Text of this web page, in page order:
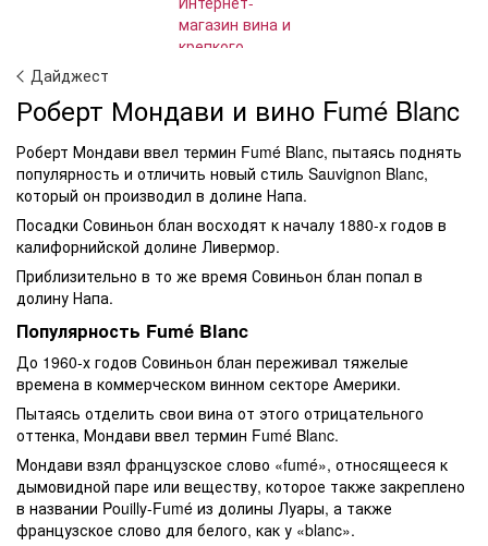
Дайджест
Роберт Мондави и вино Fumé Blanc
Роберт Мондави ввел термин Fumé Blanc, пытаясь поднять
популярность и отличить новый стиль Sauvignon Blanc,
который он производил в долине Напа.
Посадки Совиньон блан восходят к началу 1880-х годов в
калифорнийской долине Ливермор.
Приблизительно в то же время Совиньон блан попал в
долину Напа.
Популярность Fumé Blanc
До 1960-х годов Совиньон блан переживал тяжелые
времена в коммерческом винном секторе Америки.
Пытаясь отделить свои вина от этого отрицательного
оттенка, Мондави ввел термин Fumé Blanc.
Мондави взял французское слово «fumé», относящееся к
дымовидной паре или веществу, которое также закреплено
в названии Pouilly-Fumé из долины Луары, а также
французское слово для белого, как у «blanc».